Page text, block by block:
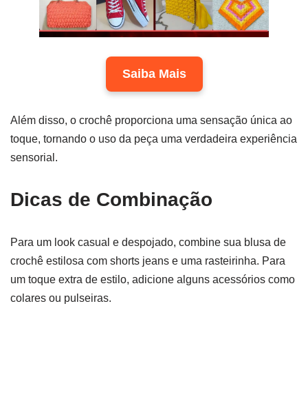
Saiba Mais
Além disso, o crochê proporciona uma sensação única ao
toque, tornando o uso da peça uma verdadeira experiência
sensorial.
Dicas de Combinação
Para um look casual e despojado, combine sua blusa de
crochê estilosa com shorts jeans e uma rasteirinha. Para
um toque extra de estilo, adicione alguns acessórios como
colares ou pulseiras.